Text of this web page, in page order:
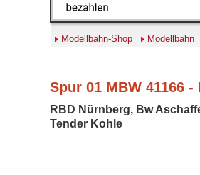
Modellbahn-Shop Modellbahn
Spur 01 MBW 41166
RBD Nürnberg, Bw
Tender Kohle